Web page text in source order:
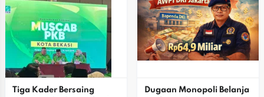
Tiga Kader Bersaing
Dugaan Monopoli Belanja